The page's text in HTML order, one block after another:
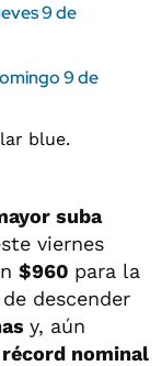
9 de
9 de
suba
viernes
$960 para la
descender
y, aún
nominal